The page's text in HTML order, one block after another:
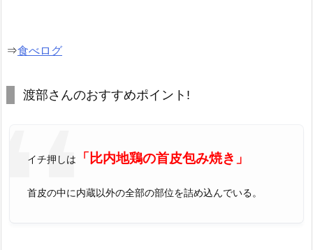
⇒食べログ
渡部さんのおすすめポイント!
イチ押しは 「比内地鶏の首皮包み焼き」
首皮の中に内蔵以外の全部の部位を詰め込んでいる。